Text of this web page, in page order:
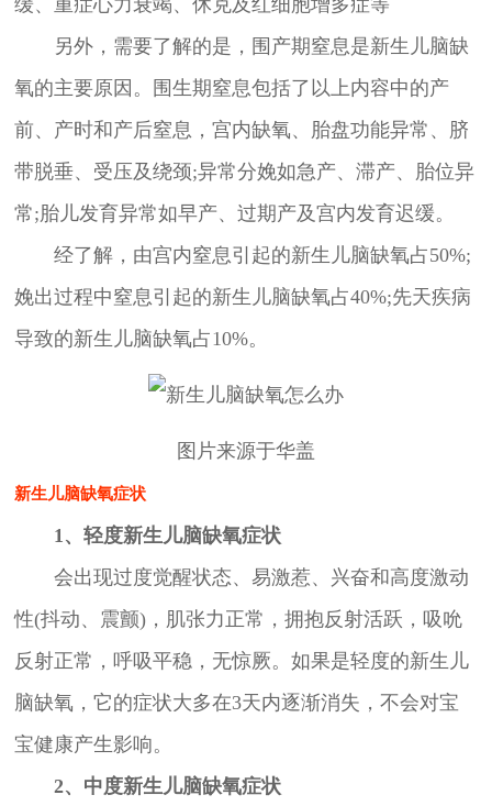
缓、重症心力衰竭、休克及红细胞增多症等
另外，需要了解的是，围产期窒息是新生儿脑缺
氧的主要原因。围生期窒息包括了以上内容中的产
前、产时和产后窒息，宫内缺氧、胎盘功能异常、脐
带脱垂、受压及绕颈;异常分娩如急产、滞产、胎位异
常;胎儿发育异常如早产、过期产及宫内发育迟缓。
经了解，由宫内窒息引起的新生儿脑缺氧占50%;
娩出过程中窒息引起的新生儿脑缺氧占40%;先天疾病
导致的新生儿脑缺氧占10%。
图片来源于华盖
新生儿脑缺氧症状
1、轻度新生儿脑缺氧症状
会出现过度觉醒状态、易激惹、兴奋和高度激动
性(抖动、震颤)，肌张力正常，拥抱反射活跃，吸吮
反射正常，呼吸平稳，无惊厥。如果是轻度的新生儿
脑缺氧，它的症状大多在3天内逐渐消失，不会对宝
宝健康产生影响。
2、中度新生儿脑缺氧症状